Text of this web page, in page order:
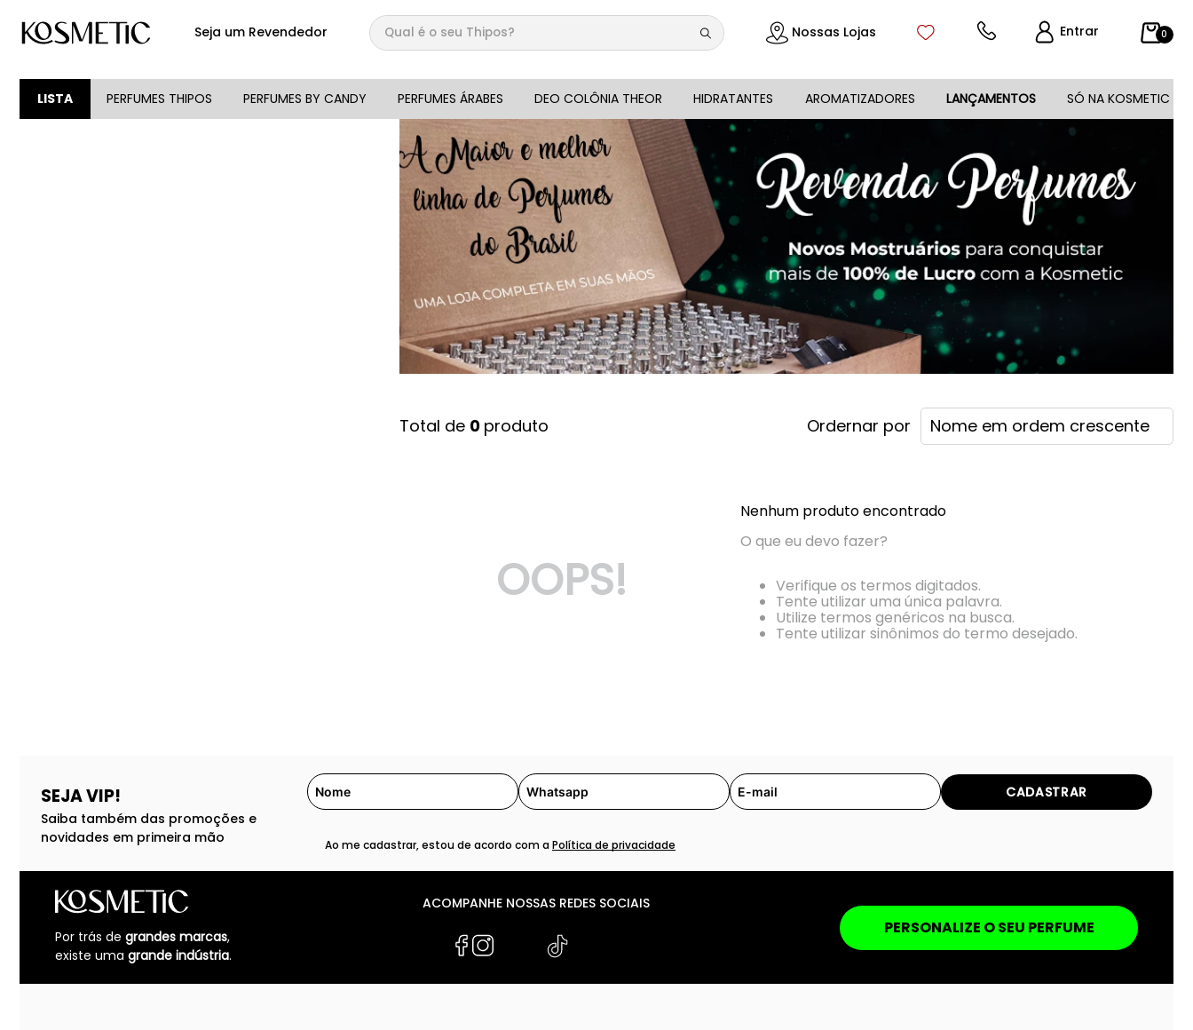
Seja um Revendedor
Qual é o seu Thipos?
Nossas Lojas Entrar 0
LISTA PERFUMES THIPOS PERFUMES BY CANDY PERFUMES ÁRABES DEO COLÔNIA THEOR HIDRATANTES AROMATIZADORES LANÇAMENTOS SÓ NA KOSMETIC
0 produto Nome em ordem crescente
OOPS!
Nenhum produto encontrado
O que eu devo fazer?
Verifique os termos digitados.
Tente utilizar uma única palavra.
Utilize termos genéricos na busca.
Tente utilizar sinônimos do termo desejado.
SEJA VIP!
Saiba também das promoções e
novidades em primeira mão
CADASTRAR
Ao me cadastrar, estou de acordo com aPolítica de privacidade
Por trás de grandes marcas,
existe uma grande indústria.
ACOMPANHE NOSSAS REDES SOCIAIS
PERSONALIZE O SEU PERFUME
1 º
144